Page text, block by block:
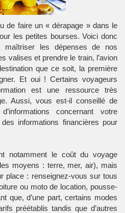
de faire un « dérapage » dans le
les petites bourses. Voici donc
maîtriser les dépenses de nos
valises et prendre le train, l’avion
que ce soit, la première
Et oui ! Certains voyageurs
est une ressource très
Aussi, vous est-il conseillé de
concernant votre
informations financières pour
notamment le coût du voyage
moyens : terre, mer, air), mais
place : renseignez-vous sur tous
ou moto de location, pousse-
que, d’une part, certains modes
préétablis tandis que d’autres